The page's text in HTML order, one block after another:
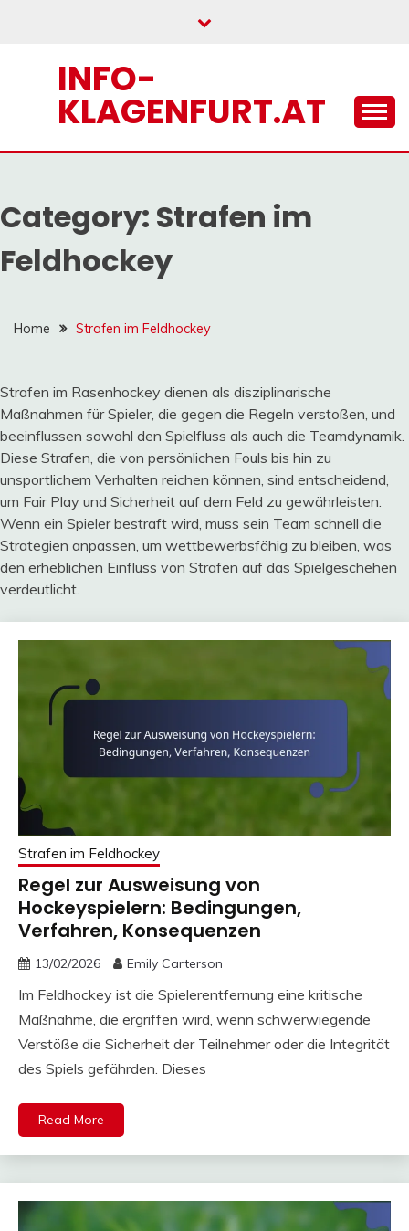
INFO-
KLAGENFURT.AT
Category: Strafen im
Feldhockey
Home Strafen im Feldhockey
Strafen im Rasenhockey dienen als disziplinarische
Maßnahmen für Spieler, die gegen die Regeln verstoßen, und
beeinflussen sowohl den Spielfluss als auch die Teamdynamik.
Diese Strafen, die von persönlichen Fouls bis hin zu
unsportlichem Verhalten reichen können, sind entscheidend,
um Fair Play und Sicherheit auf dem Feld zu gewährleisten.
Wenn ein Spieler bestraft wird, muss sein Team schnell die
Strategien anpassen, um wettbewerbsfähig zu bleiben, was
den erheblichen Einfluss von Strafen auf das Spielgeschehen
verdeutlicht.
Strafen im Feldhockey
Regel zur Ausweisung von
Hockeyspielern: Bedingungen,
Verfahren, Konsequenzen
13/02/2026 Emily Carterson
Im Feldhockey ist die Spielerentfernung eine kritische
Maßnahme, die ergriffen wird, wenn schwerwiegende
Verstöße die Sicherheit der Teilnehmer oder die Integrität
des Spiels gefährden. Dieses
Read More